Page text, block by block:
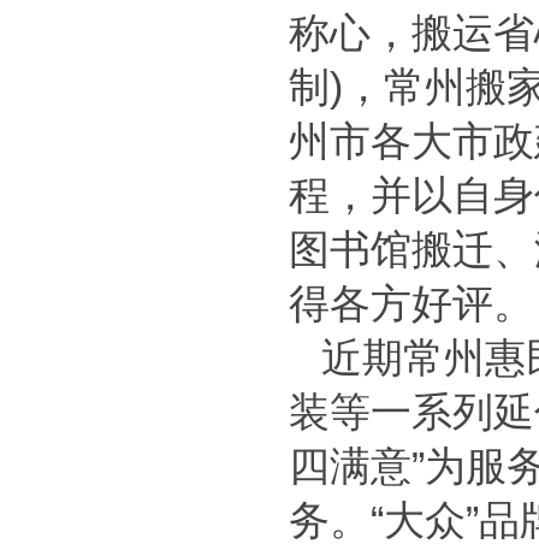
称心，搬运
制)，常州搬
州市各大市
程，并以自
图书馆搬迁
得各方好评。
近期常州惠
装等一系列
四满意”为服
务。“大众”